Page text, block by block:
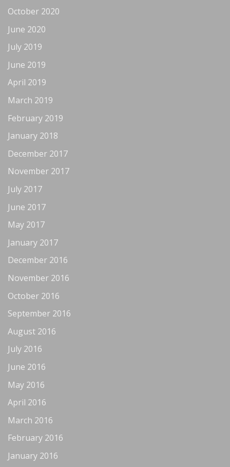
October 2020
June 2020
July 2019
June 2019
April 2019
March 2019
February 2019
January 2018
December 2017
November 2017
July 2017
June 2017
May 2017
January 2017
December 2016
November 2016
October 2016
September 2016
August 2016
July 2016
June 2016
May 2016
April 2016
March 2016
February 2016
January 2016